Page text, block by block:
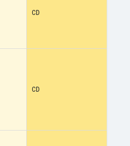
CD
CD